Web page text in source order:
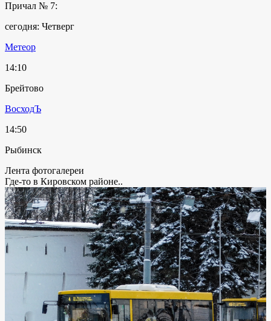
Причал № 7:
сегодня: Четверг
Метеор
14:10
Брейтово
ВосходЪ
14:50
Рыбинск
Лента фотогалереи
Где-то в Кировском районе..